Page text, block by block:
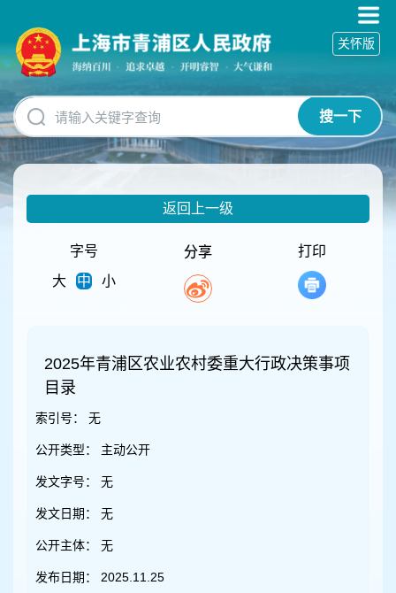
碍
操
明
跳
转
到
网
搜一下
关怀版
返回上一级
字号
大
中 小
分享 打印
2025年青浦区农业农村委重大行政决策事项
目录
索引号： 无
公开类型： 主动公开
发文字号： 无
发文日期： 无
公开主体： 无
发布日期： 2025.11.25